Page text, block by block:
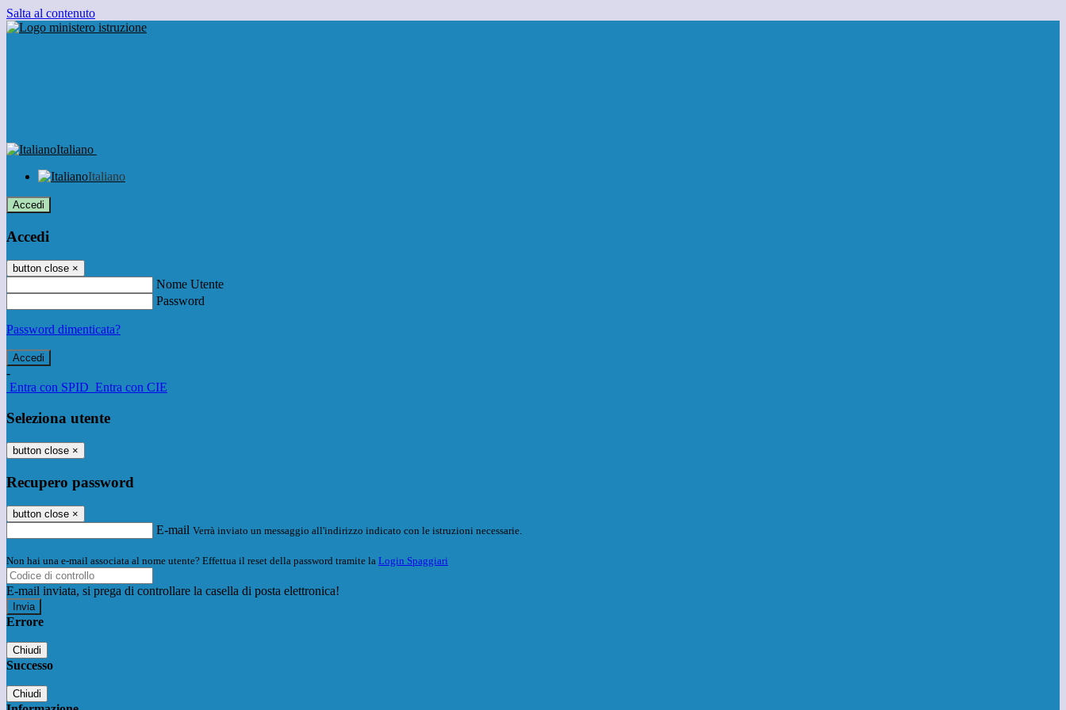
Salta al contenuto
Italiano
Italiano
Accedi
Accedi
button close ×
Nome Utente
Password
Password dimenticata?
-
Entra con SPID Entra con CIE
Seleziona utente
button close ×
Recupero password
button close ×
E-mail Verrà inviato un messaggio all'indirizzo indicato con le istruzioni necessarie.
Non hai una e-mail associata al nome utente? Effettua il reset della password tramite la Login Spaggiari
E-mail inviata, si prega di controllare la casella di posta elettronica!
Errore
Chiudi
Successo
Chiudi